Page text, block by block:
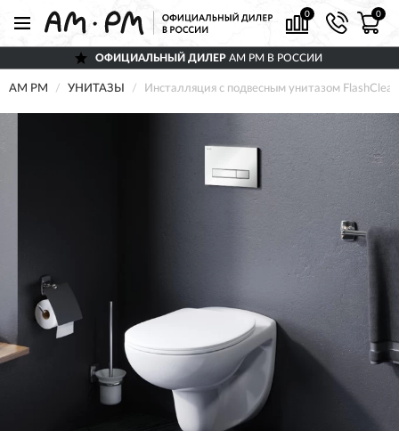
0 0
ОФИЦИАЛЬНЫЙ ДИЛЕРAM PM В РОССИИ
AM PM УНИТАЗЫ Инсталляция с подвесным унитазом